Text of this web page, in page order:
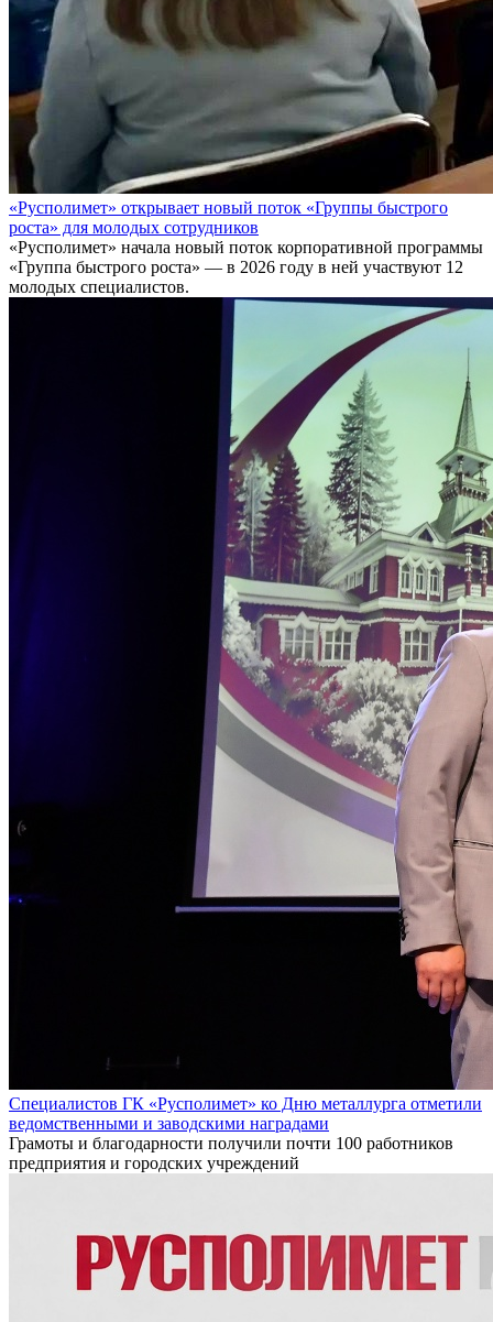
«Русполимет» открывает новый поток «Группы быстрого
роста» для молодых сотрудников
«Русполимет» начала новый поток корпоративной программы
«Группа быстрого роста» — в 2026 году в ней участвуют 12
молодых специалистов.
Специалистов ГК «Русполимет» ко Дню металлурга отметили
ведомственными и заводскими наградами
Грамоты и благодарности получили почти 100 работников
предприятия и городских учреждений